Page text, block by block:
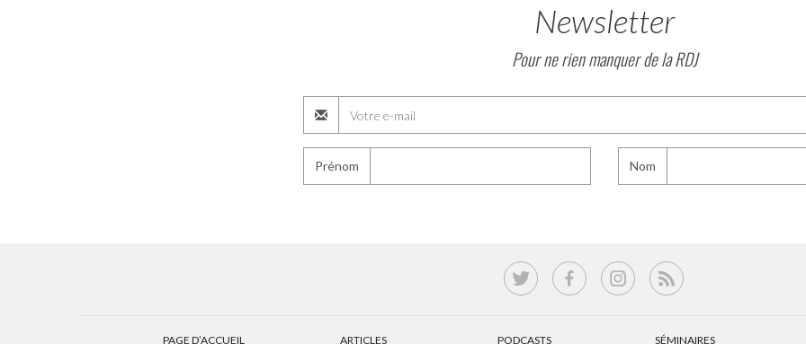
Newsletter
Pour ne rien manquer de la RDJ
Prénom Nom
PAGE D’ACCUEIL ARTICLES PODCASTS SÉMINAIRES